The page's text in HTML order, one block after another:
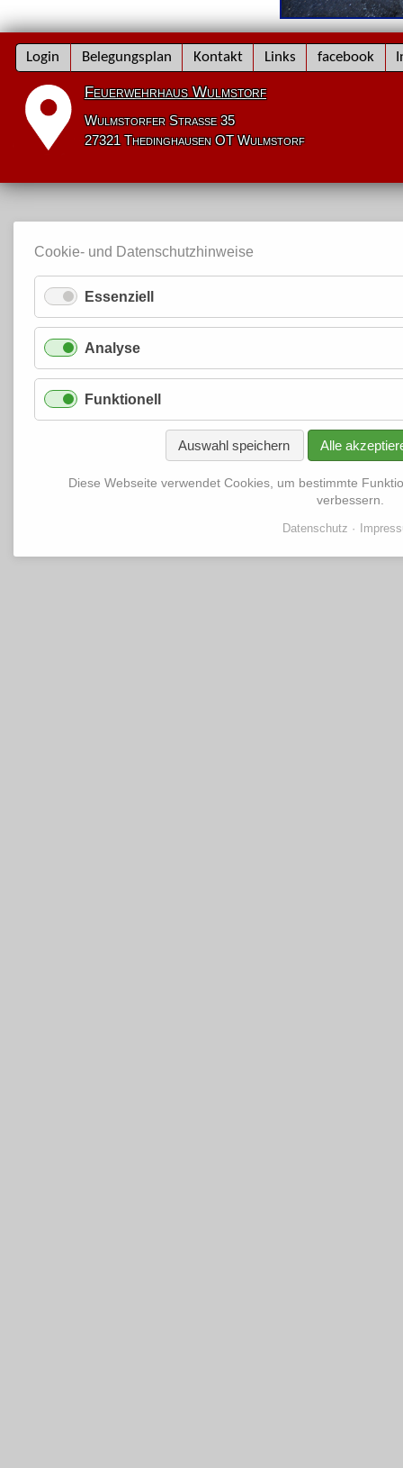
Navigation
überspringen
Login Belegungsplan Kontakt Links facebook
Feuerwehrhaus Wulmstorf
Wulmstorfer Straße 35
27321 Thedinghausen OT Wulmstorf
Cookie- und Datenschutzhinweise
Essenziell
Analyse
Funktionell
Auswahl speichern Alle
Diese Webseite verwendet Cookies, um bestimmte
verbessern.
Datenschutz